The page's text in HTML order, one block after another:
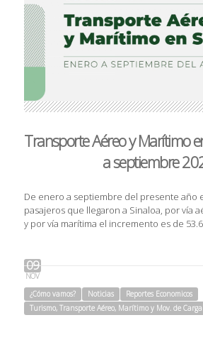
Transporte Aéreo y Marítimo
a septiembre
De enero a septiembre del presente año
pasajeros que llegaron a Sinaloa, por vía
y por vía marítima el incremento es de
09
NOV
¿Cómo vamos?
Noticias
Reportes Economicos
Turismo, Transporte Aéreo, Marítimo y Mov. de Carga